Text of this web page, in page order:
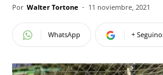
Por Walter Tortone - 11 noviembre, 2021
WhatsApp +